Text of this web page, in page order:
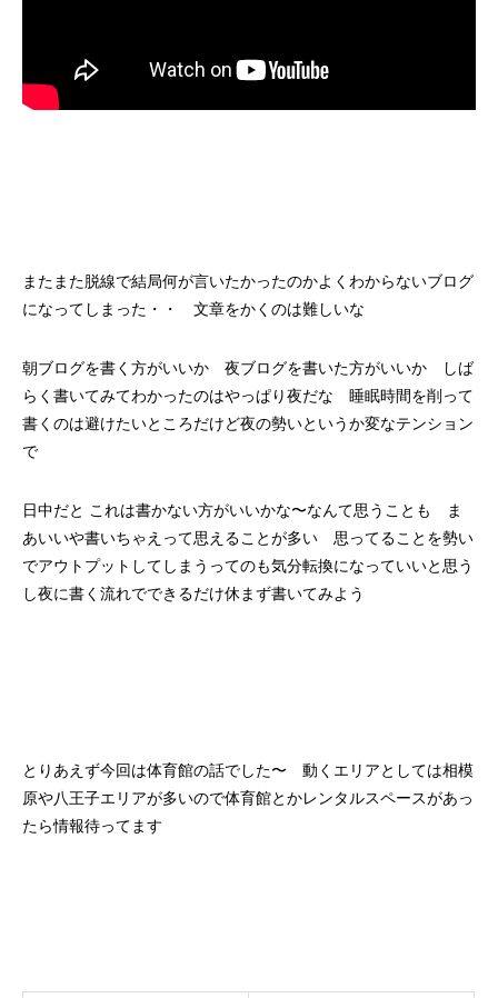
またまた脱線で結局何が言いたかったのかよくわからないブログ
になってしまった・・ 文章をかくのは難しいな
朝ブログを書く方がいいか 夜ブログを書いた方がいいか しば
らく書いてみてわかったのはやっぱり夜だな 睡眠時間を削って
書くのは避けたいところだけど夜の勢いというか変なテンション
で
日中だと これは書かない方がいいかな〜なんて思うことも ま
あいいや書いちゃえって思えることが多い 思ってることを勢い
でアウトプットしてしまうってのも気分転換になっていいと思う
し夜に書く流れでできるだけ休まず書いてみよう
とりあえず今回は体育館の話でした〜 動くエリアとしては相模
原や八王子エリアが多いので体育館とかレンタルスペースがあっ
たら情報待ってます